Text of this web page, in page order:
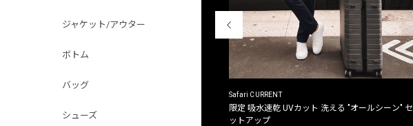
ジャケット/アウター
ボトム
バッグ
シューズ
Safari CURRENT
限定 吸水速乾 UVカット 洗える "オールシーン" セ
ットアップ